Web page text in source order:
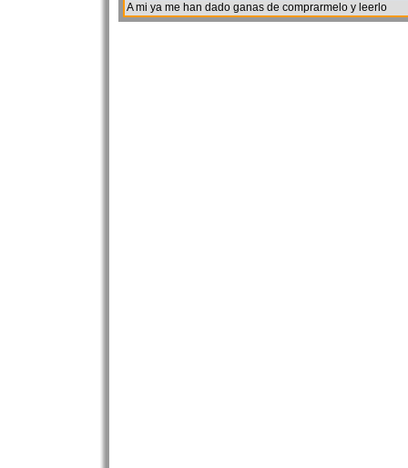
A mi ya me han dado ganas de comprarmelo y leerlo